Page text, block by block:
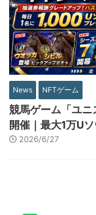
News NFTゲーム
競馬ゲーム「ユニ
開催｜最大1万U
2026/6/27